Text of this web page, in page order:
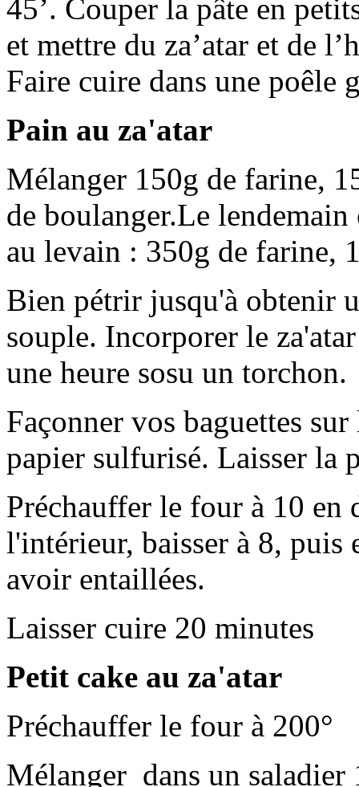
45’. Couper la pâte en
et mettre du za’atar et de
Faire cuire dans une poêle
Pain au za'atar
Mélanger 150g de farine,
de boulanger.Le
au levain : 350g de farine,
Bien pétrir jusqu'à obtenir
souple. Incorporer le
une heure sosu un torchon.
Façonner vos baguettes
papier sulfurisé. Laisser la
Préchauffer le four à 10 en
l'intérieur, baisser à 8, puis
avoir entaillées.
Laisser cuire 20 minutes
Petit cake au za'atar
Préchauffer le four à 200°
Mélanger dans un saladier